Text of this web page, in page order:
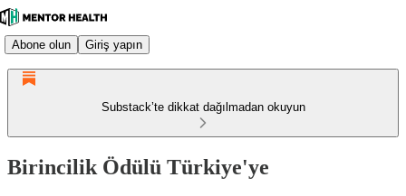
Abone olun Giriş yapın
Substack’te dikkat dağılmadan okuyun
Birincilik Ödülü Türkiye'ye